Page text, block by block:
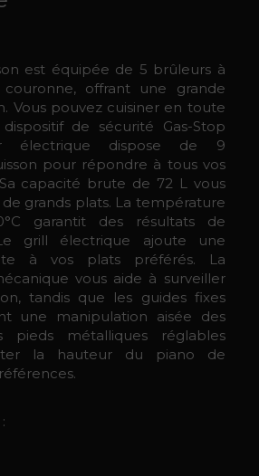
est équipée de 5 brûleurs à
offrant une grande
Vous pouvez cuisiner en toute
de sécurité Gas-Stop
électrique dispose de 9
pour répondre à tous vos
capacité brute de 72 L vous
grands plats. La température
garantit des résultats de
grill électrique ajoute une
à vos plats préférés. La
vous aide à surveiller
tandis que les guides fixes
une manipulation aisée des
pieds métalliques réglables
la hauteur du piano de